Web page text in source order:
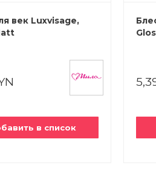
век Luxvisage,
в список